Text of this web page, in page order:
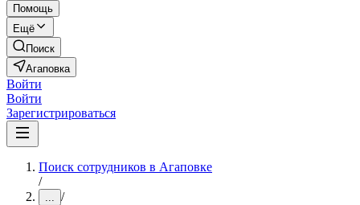
Помощь
Ещё
Поиск
Агаповка
Войти
Войти
Зарегистрироваться
Поиск сотрудников в Агаповке
/
... /